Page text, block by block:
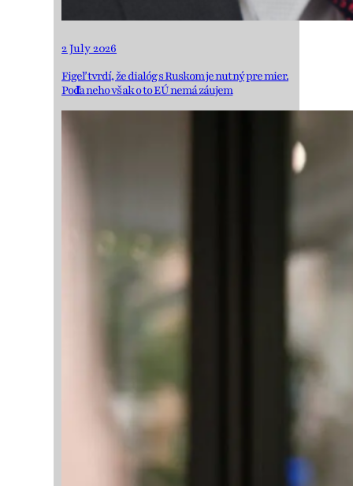
2 July 2026
Figeľ tvrdí, že dialóg s Ruskom je nutný pre mier.
Podľa neho však o to EÚ nemá záujem